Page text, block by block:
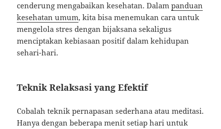
cenderung mengabaikan kesehatan. Dalampanduan
kesehatan umum, kita bisa menemukan cara untuk
mengelola stres dengan bijaksana sekaligus
menciptakan kebiasaan positif dalam kehidupan
sehari-hari.
Teknik Relaksasi yang Efektif
Cobalah teknik pernapasan sederhana atau meditasi.
Hanya dengan beberapa menit setiap hari untuk